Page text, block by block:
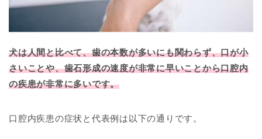
犬は人間と比べて、歯の本数が多いにも関わらず、口が小
さいことや、歯石形成の速度が非常に早いことから口腔内
の疾患が非常に多いです。
口腔内疾患の症状と代表例は以下の通りです。